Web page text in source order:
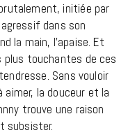
initiée par
dans son
la main, l’apaise. Et
plus touchantes de ces
Sans vouloir
aimer, la douceur et la
trouve une raison
subsister.